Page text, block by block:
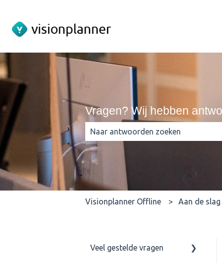
Vragen? Wij hebben
Er zijn geen suggesties want het
Visionplanner Offline Aan de
Veel gestelde vragen